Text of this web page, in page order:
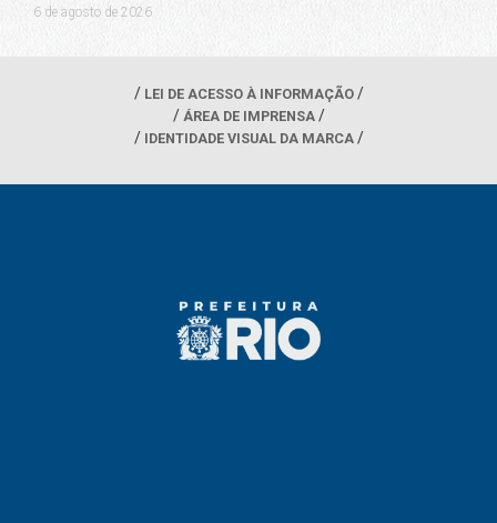
6 de agosto de 2026
LEI DE ACESSO À INFORMAÇÃO
ÁREA DE IMPRENSA
IDENTIDADE VISUAL DA MARCA